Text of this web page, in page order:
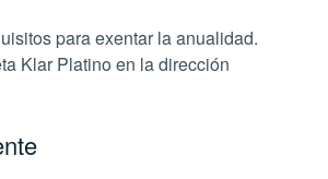
para exentar la anualidad.
Klar Platino en la dirección